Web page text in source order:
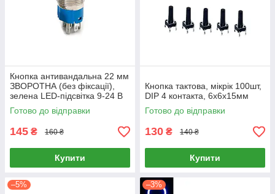
Кнопка антивандальна 22 мм
ЗВОРОТНА (без фіксації),
зелена LED-підсвітка 9-24 В
(22K-P11D)
Готово до відправки
145 ₴ 160 ₴
Купити
Кнопка тактова, мікрік 100шт,
DIP 4 контакта, 6х6х15мм
Готово до відправки
130 ₴ 140 ₴
Купити
–5% –3%